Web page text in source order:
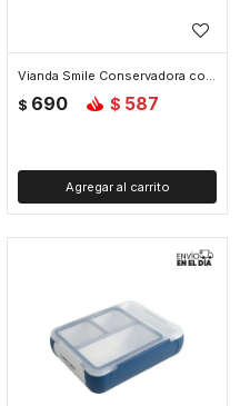
Vianda Smile Conservadora con divisiones - Blanco
$ 690 $ 587